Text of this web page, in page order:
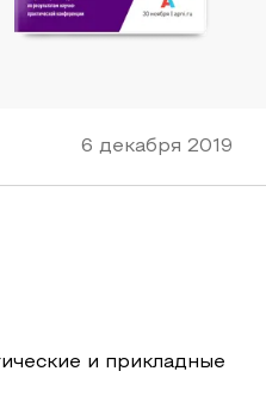
6 декабря 2019
и прикладные